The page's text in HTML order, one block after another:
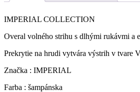
IMPERIAL COLLECTION
Overal volného strihu s dlhými rukávmi a
Prekrytie na hrudi vytvára výstrih v tvare
Značka : IMPERIAL
Farba : šampánska